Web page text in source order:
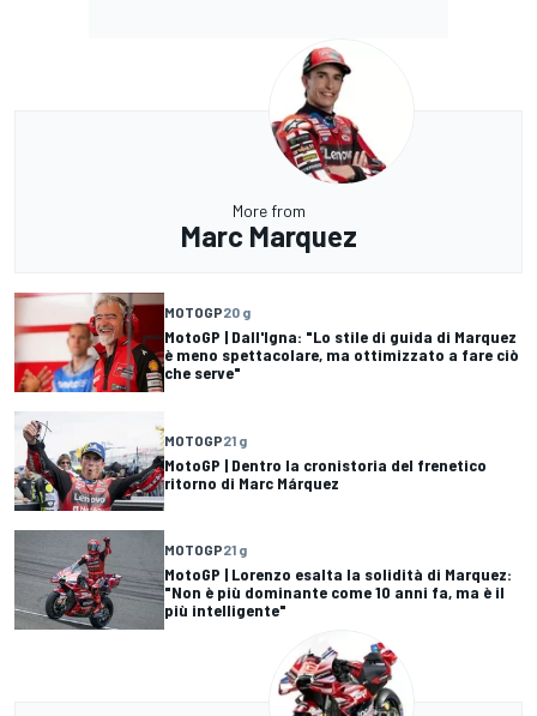
More from
Marc Marquez
MOTOGP20 g
MotoGP | Dall'Igna: "Lo stile di guida di Marquez
è meno spettacolare, ma ottimizzato a fare ciò
che serve"
MOTOGP21 g
MotoGP | Dentro la cronistoria del frenetico
ritorno di Marc Márquez
MOTOGP21 g
MotoGP | Lorenzo esalta la solidità di Marquez:
"Non è più dominante come 10 anni fa, ma è il
più intelligente"